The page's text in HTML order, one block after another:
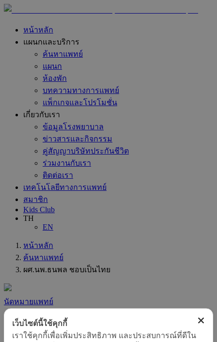
หน้าหลัก
แผนกและบริการ
ค้นหาแพทย์
แผนก
ห้องพัก
บทความทางการแพทย์
แพ็กเกจและโปรโมชั่น
เกี่ยวกับเรา
ข้อมูลโรงพยาบาล
ข่าวสารและกิจกรรม
คู่สัญญาบริษัทประกันชีวิต
ร่วมงานกับเรา
ติดต่อเรา
เทคโนโลยีทางการแพทย์
สมาชิก
Kids Club
TH
EN
หน้าหลัก
ค้นหาแพทย์
ผศ.นพ.ธนพล ชอบเป็นไทย
นัดหมายแพทย์
ผศ.นพ.ธนพล ชอบเป็นไทย
เว็บไซต์นี้ใช้คุกกี้
เราใช้คุกกี้เพื่อเพิ่มประสิทธิภาพ และประสบการณ์ที่ดีใน